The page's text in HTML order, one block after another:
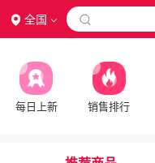
全国 
每日上新 销售排行